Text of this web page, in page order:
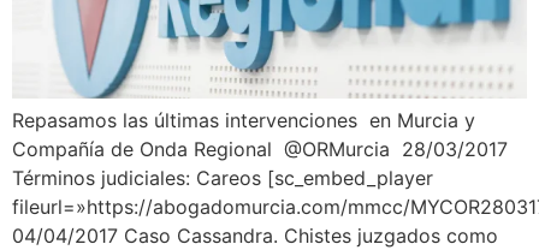
Repasamos las últimas intervenciones en Murcia y
Compañía de Onda Regional @ORMurcia 28/03/2017
Términos judiciales: Careos [sc_embed_player
fileurl=»https://abogadomurcia.com/mmcc/
04/04/2017 Caso Cassandra. Chistes juzgados como